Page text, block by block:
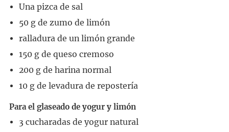
Una pizca de sal
50 g de zumo de limón
ralladura de un limón grande
150 g de queso cremoso
200 g de harina normal
10 g de levadura de repostería
Para el glaseado de yogur y limón
3 cucharadas de yogur natural